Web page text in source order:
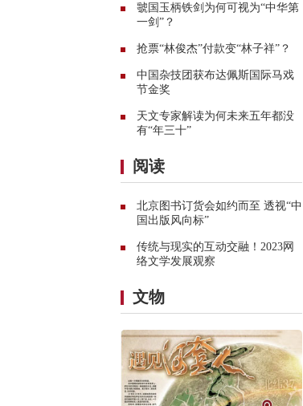
虢国玉柄铁剑为何可视为“中华第
一剑”？
抢票“林俊杰”付款变“林子祥”？
中国杂技团获布达佩斯国际马戏
节金奖
天文专家解读为何未来五年都没
有“年三十”
阅读
北京图书订货会如约而至 透视“中
国出版风向标”
传统与现实的互动交融！2023网
络文学发展观察
文物